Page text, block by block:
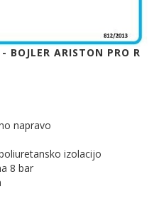
BOJLER ARISTON PRO R
napravo
izolacijo
8 bar